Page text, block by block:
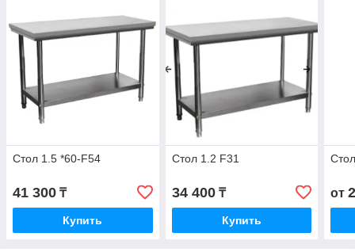
Стол 1.5 *60-F54
41 300 ₸
Купить
Стол 1.2 F31
34 400₸
Купить
от